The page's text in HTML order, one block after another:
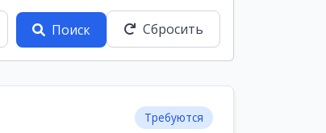
Поиск
Сбросить
Требуются